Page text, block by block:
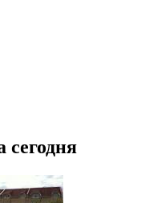
сегодня